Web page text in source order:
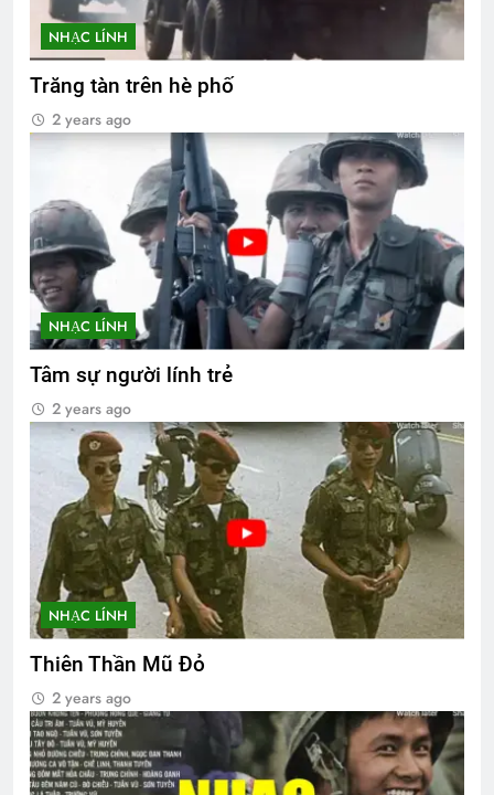
NHẠC LÍNH
Trăng tàn trên hè phố
2 years ago
NHẠC LÍNH
Tâm sự người lính trẻ
2 years ago
NHẠC LÍNH
Thiên Thần Mũ Đỏ
2 years ago